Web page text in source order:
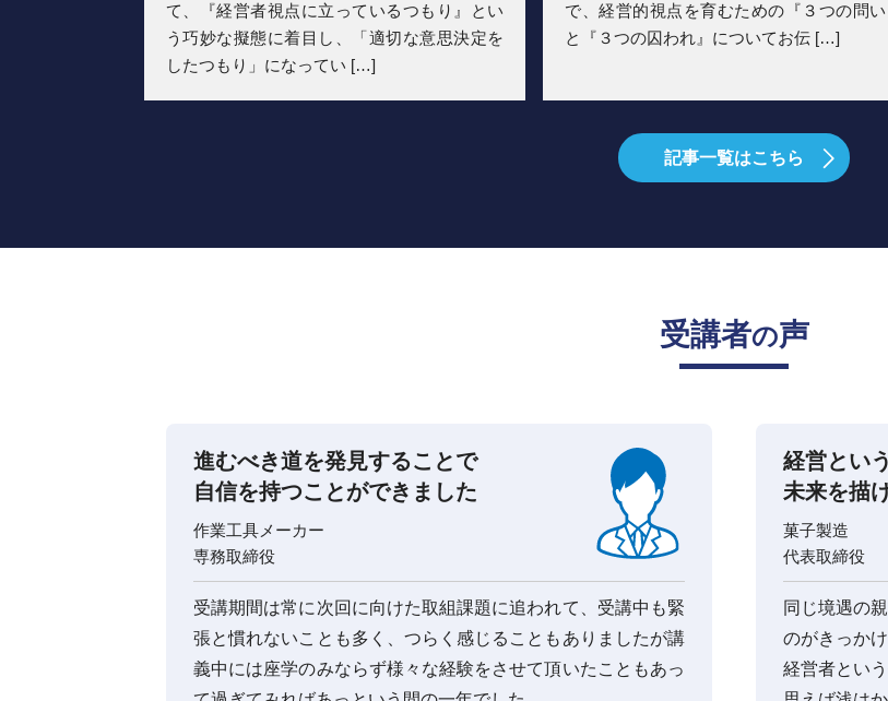
て、『経営者視点に立っているつもり』とい
う巧妙な擬態に着目し、「適切な意思決定を
したつもり」になってい […]
で、経営的視点を育むための『３つの問い
と『３つの囚われ』についてお伝 […]
記事一覧はこちら
受講者の声
進むべき道を発見することで
自信を持つことができました
作業工具メーカー
専務取締役
受講期間は常に次回に向けた取組課題に追われて、受講中も緊
張と慣れないことも多く、つらく感じることもありましたが講
義中には座学のみならず様々な経験をさせて頂いたこともあっ
経営とい
未来を描
菓子製造
代表取締役
同じ境遇の
のがきっかけ
経営者とい